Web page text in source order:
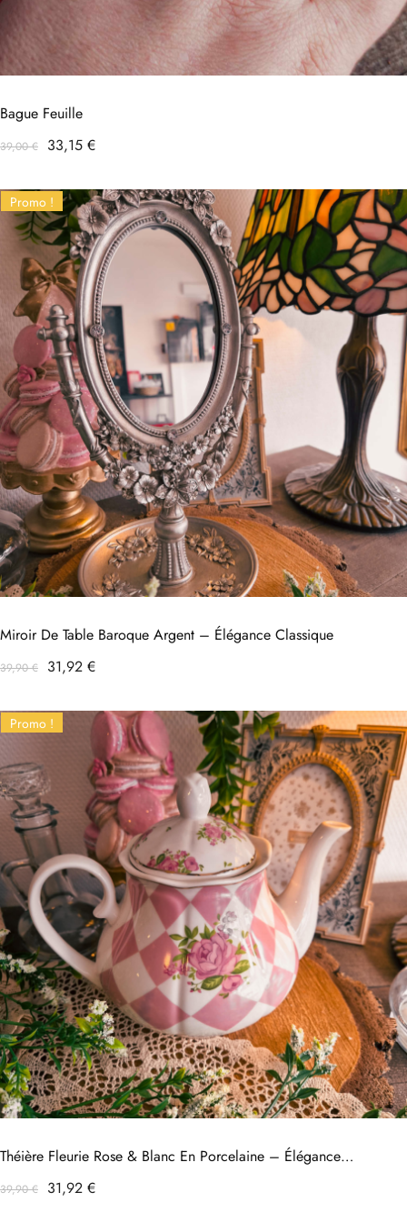
Bague Feuille
Prix
39,00 € Prix
33,15 €
Promo !
Miroir De Table Baroque Argent – Élégance Classique
Prix
39,90 € Prix
31,92 €
Promo !
Théière Fleurie Rose & Blanc En Porcelaine – Élégance
Romantique
Prix
39,90 € Prix
31,92 €